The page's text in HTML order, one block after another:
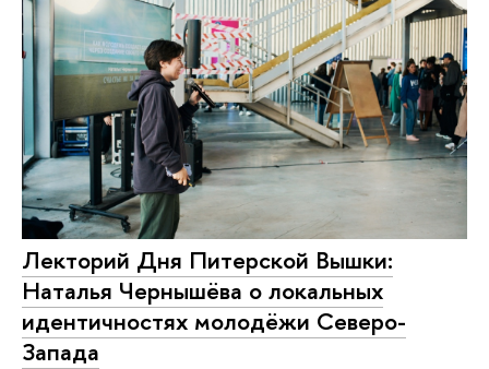
Лекторий Дня Питерской Вышки:
Наталья Чернышёва о локальных
идентичностях молодёжи Северо-
Запада